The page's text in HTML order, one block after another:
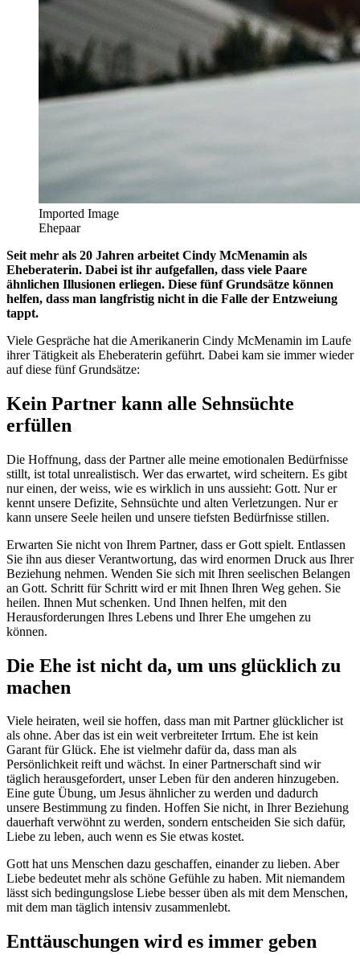
Imported Image
Ehepaar
Seit mehr als 20 Jahren arbeitet Cindy McMenamin als
Eheberaterin. Dabei ist ihr aufgefallen, dass viele Paare
ähnlichen Illusionen erliegen. Diese fünf Grundsätze können
helfen, dass man langfristig nicht in die Falle der Entzweiung
tappt.
Viele Gespräche hat die Amerikanerin Cindy McMenamin im Laufe
ihrer Tätigkeit als Eheberaterin geführt. Dabei kam sie immer wieder
auf diese fünf Grundsätze:
Kein Partner kann alle Sehnsüchte
erfüllen
Die Hoffnung, dass der Partner alle meine emotionalen Bedürfnisse
stillt, ist total unrealistisch. Wer das erwartet, wird scheitern. Es gibt
nur einen, der weiss, wie es wirklich in uns aussieht: Gott. Nur er
kennt unsere Defizite, Sehnsüchte und alten Verletzungen. Nur er
kann unsere Seele heilen und unsere tiefsten Bedürfnisse stillen.
Erwarten Sie nicht von Ihrem Partner, dass er Gott spielt. Entlassen
Sie ihn aus dieser Verantwortung, das wird enormen Druck aus Ihrer
Beziehung nehmen. Wenden Sie sich mit Ihren seelischen Belangen
an Gott. Schritt für Schritt wird er mit Ihnen Ihren Weg gehen. Sie
heilen. Ihnen Mut schenken. Und Ihnen helfen, mit den
Herausforderungen Ihres Lebens und Ihrer Ehe umgehen zu
können.
Die Ehe ist nicht da, um uns glücklich zu
machen
Viele heiraten, weil sie hoffen, dass man mit Partner glücklicher ist
als ohne. Aber das ist ein weit verbreiteter Irrtum. Ehe ist kein
Garant für Glück. Ehe ist vielmehr dafür da, dass man als
Persönlichkeit reift und wächst. In einer Partnerschaft sind wir
täglich herausgefordert, unser Leben für den anderen hinzugeben.
Eine gute Übung, um Jesus ähnlicher zu werden und dadurch
unsere Bestimmung zu finden. Hoffen Sie nicht, in Ihrer Beziehung
dauerhaft verwöhnt zu werden, sondern entscheiden Sie sich dafür,
Liebe zu leben, auch wenn es Sie etwas kostet.
Gott hat uns Menschen dazu geschaffen, einander zu lieben. Aber
Liebe bedeutet mehr als schöne Gefühle zu haben. Mit niemandem
lässt sich bedingungslose Liebe besser üben als mit dem Menschen,
mit dem man täglich intensiv zusammenlebt.
Enttäuschungen wird es immer geben